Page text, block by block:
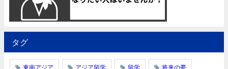
タグ
東南アジア アジア留学 留学 将来の夢